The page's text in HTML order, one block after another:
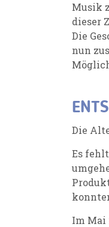
Musik
dieser
Die
nun
Die
Es
Im Mai